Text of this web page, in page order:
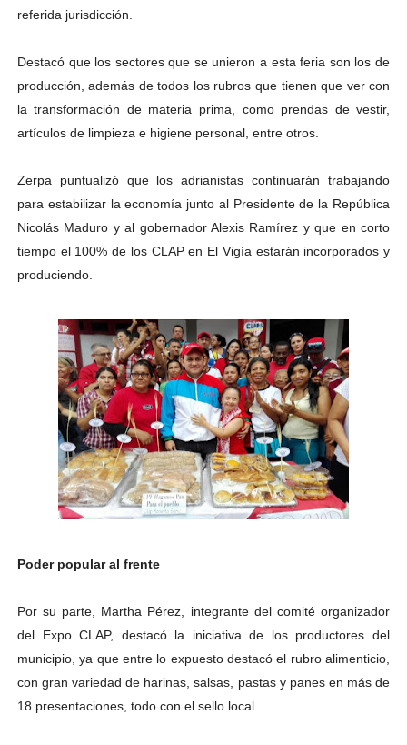
Mincomunas impulsa el autogobierno en Mérida con
Expertos inspeccionan espacios del OAN para la
referida jurisdicción.
Destacó que los sectores que se unieron a esta feria son los de
producción, además de todos los rubros que tienen que ver con
la transformación de materia prima, como prendas de vestir,
artículos de limpieza e higiene personal, entre otros.
Zerpa puntualizó que los adrianistas continuarán trabajando
para estabilizar la economía junto al Presidente de la República
Nicolás Maduro y al gobernador Alexis Ramírez y que en corto
tiempo el 100% de los CLAP en El Vigía estarán incorporados y
produciendo.
Poder popular al frente
Por su parte, Martha Pérez, integrante del comité organizador
del Expo CLAP, destacó la iniciativa de los productores del
municipio, ya que entre lo expuesto destacó el rubro alimenticio,
con gran variedad de harinas, salsas, pastas y panes en más de
18 presentaciones, todo con el sello local.